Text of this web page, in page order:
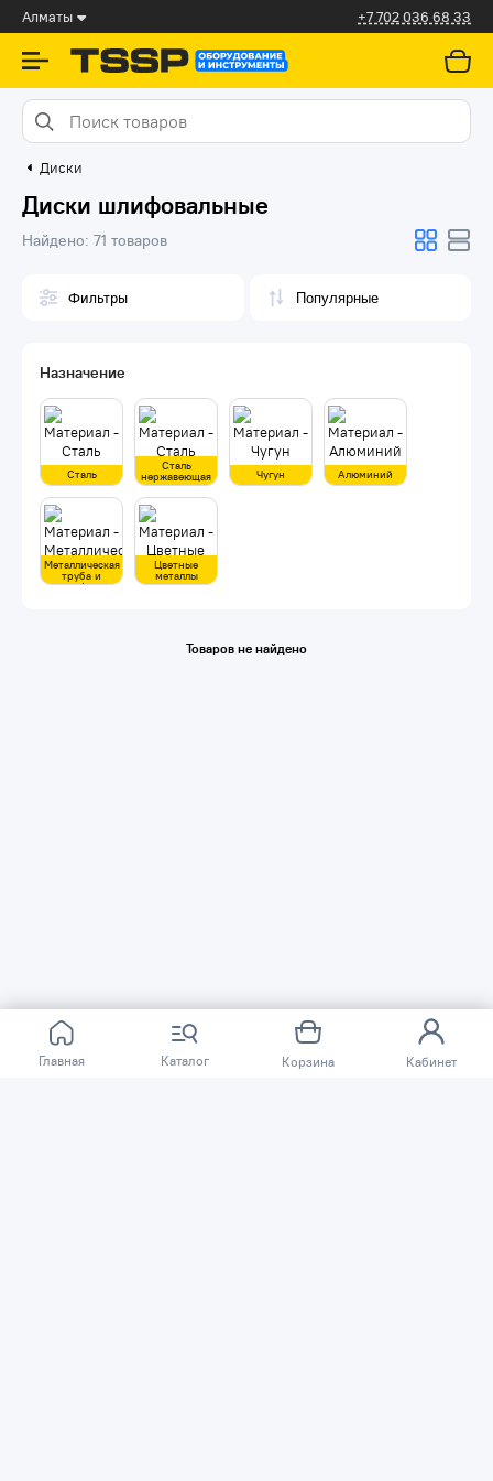
Алматы +7 702 036 68 33
Главная Каталог Корзина Кабинет
Диски
Диски шлифовальные
Найдено: 71 товаров
Фильтры
Назначение
Сталь
Сталь
нержавеющая Чугун Алюминий
Металлическая
труба и
профиль
Цветные
металлы
Товаров не найдено